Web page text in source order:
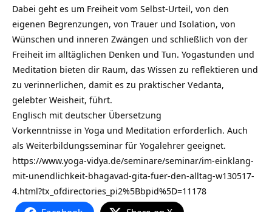
Dabei geht es um Freiheit vom Selbst-Urteil, von den
eigenen Begrenzungen, von Trauer und Isolation, von
Wünschen und inneren Zwängen und schließlich von der
Freiheit im alltäglichen Denken und Tun. Yogastunden und
Meditation bieten dir Raum, das Wissen zu reflektieren und
zu verinnerlichen, damit es zu praktischer Vedanta,
gelebter Weisheit, führt.
Englisch mit deutscher Übersetzung
Vorkenntnisse in Yoga und Meditation erforderlich. Auch
als Weiterbildungsseminar für Yogalehrer geeignet.
https://www.yoga-vidya.de/seminare/seminar/im-einklang-
mit-unendlichkeit-bhagavad-gita-fuer-den-alltag-w130517-
4.html?tx_ofdirectories_pi2%5Bbpid%5D=11178